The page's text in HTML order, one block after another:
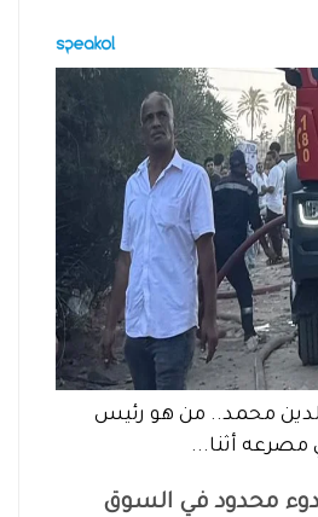
محمد.. من هو رئيس
مصرعه أثنا...
محدود في السوق